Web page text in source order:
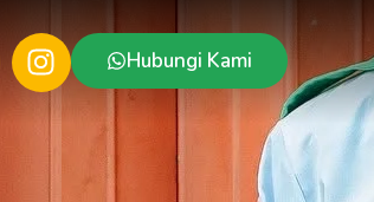
Hubungi Kami